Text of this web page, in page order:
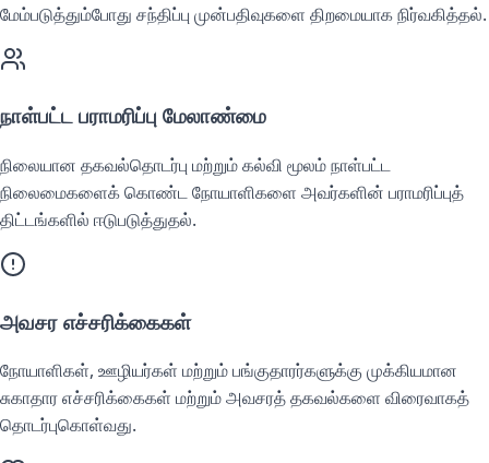
மேம்படுத்தும்போது சந்திப்பு முன்பதிவுகளை திறமையாக நிர்வகித்தல்.
நாள்பட்ட பராமரிப்பு மேலாண்மை
நிலையான தகவல்தொடர்பு மற்றும் கல்வி மூலம் நாள்பட்ட
நிலைமைகளைக் கொண்ட நோயாளிகளை அவர்களின் பராமரிப்புத்
திட்டங்களில் ஈடுபடுத்துதல்.
அவசர எச்சரிக்கைகள்
நோயாளிகள், ஊழியர்கள் மற்றும் பங்குதாரர்களுக்கு முக்கியமான
சுகாதார எச்சரிக்கைகள் மற்றும் அவசரத் தகவல்களை விரைவாகத்
தொடர்புகொள்வது.